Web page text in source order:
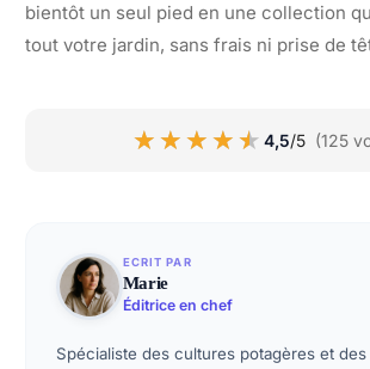
bientôt un seul pied en une collection
tout votre jardin, sans frais ni prise de
★★★★★
★★★★★ 4,5/5 (125
ECRIT PAR
Marie
Éditrice en chef
Spécialiste des cultures potagères et